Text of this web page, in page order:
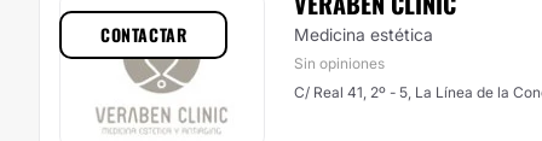
Medicina estética
Sin opiniones
C/ Real 41, 2º - 5, La Línea de la
CONTACTAR